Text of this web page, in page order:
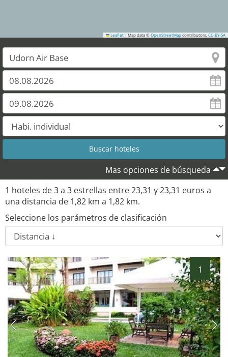
Leaflet | Map data © OpenStreetMap contributors, CC-BY-SA
Mas opciones de búsqueda
1 hoteles de3a 3 estrellas entre23,31 y23,31 euros a
una distancia de 1,82 km a 1,82 km.
Seleccione los parámetros de clasificación
1